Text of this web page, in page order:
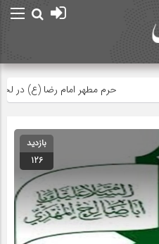
حرم مطهر امام رضا (ع) در لحظه
بازدید
126